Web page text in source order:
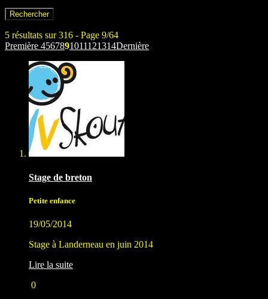
5 résultats sur 316 - Page 9/64
Première 4567891011121314Dernière
Stage de breton
Petite enfance
19/05/2014
Stage à Landerneau en juin 2014
Lire la suite
0